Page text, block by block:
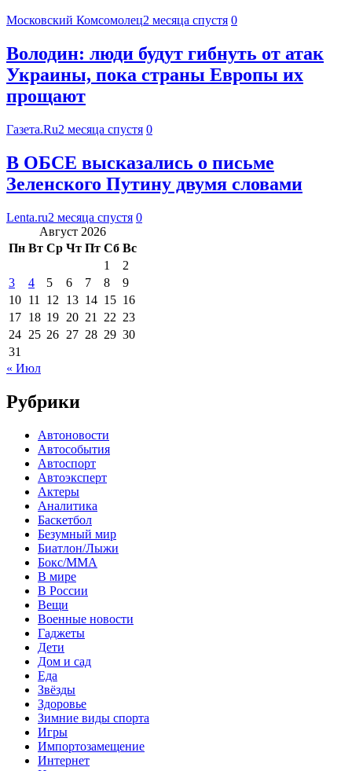
Московский Комсомолец2 месяца спустя 0
Володин: люди будут гибнуть от атак
Украины, пока страны Европы их
прощают
Газета.Ru2 месяца спустя 0
В ОБСЕ высказались о письме
Зеленского Путину двумя словами
Lenta.ru2 месяца спустя 0
Август 2026
Пн Вт Ср Чт Пт Сб Вс
1
2
3
4 5 6 7 8
9
10 11 12 13 14 15 16
17 18 19 20 21 22 23
24 25 26 27 28 29 30
31
« Июл
Рубрики
Автоновости
Автособытия
Автоспорт
Автоэксперт
Актеры
Аналитика
Баскетбол
Безумный мир
Биатлон/Лыжи
Бокс/MMA
В мире
В России
Вещи
Военные новости
Гаджеты
Дети
Дом и сад
Еда
Звёзды
Здоровье
Зимние виды спорта
Игры
Импортозамещение
Интернет